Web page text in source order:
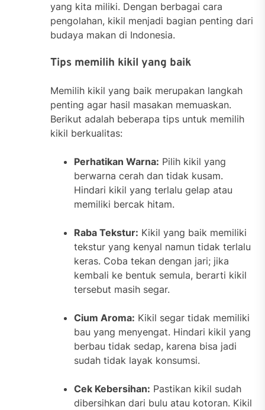
yang kita miliki. Dengan berbagai cara
pengolahan, kikil menjadi bagian penting dari
budaya makan di Indonesia.
Tips memilih kikil yang baik
Memilih kikil yang baik merupakan langkah
penting agar hasil masakan memuaskan.
Berikut adalah beberapa tips untuk memilih
kikil berkualitas:
Perhatikan Warna: Pilih kikil yang
berwarna cerah dan tidak kusam.
Hindari kikil yang terlalu gelap atau
memiliki bercak hitam.
Raba Tekstur: Kikil yang baik memiliki
tekstur yang kenyal namun tidak terlalu
keras. Coba tekan dengan jari; jika
kembali ke bentuk semula, berarti kikil
tersebut masih segar.
Cium Aroma: Kikil segar tidak memiliki
bau yang menyengat. Hindari kikil yang
berbau tidak sedap, karena bisa jadi
sudah tidak layak konsumsi.
Cek Kebersihan: Pastikan kikil sudah
dibersihkan dari bulu atau kotoran. Kikil